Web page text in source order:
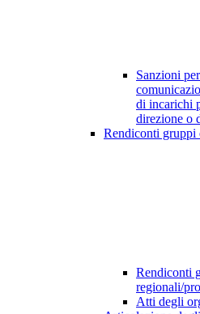
Sanzioni
di incarichi
direzione o
Rendiconti
Rendiconti
regionali/
Atti degli